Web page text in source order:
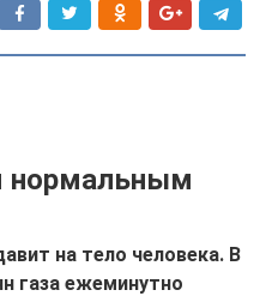
нормальным
на тело человека. В
газа ежеминутно